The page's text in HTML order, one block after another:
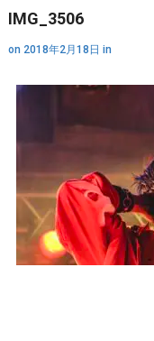
IMG_3506
on 2018年2月18日 in